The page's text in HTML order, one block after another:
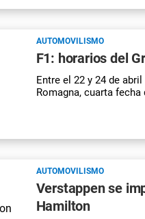
AUTOMOVILISMO
F1: horarios del
Entre el 22 y 24 de
Romagna, cuarta
AUTOMOVILISMO
Verstappen se
Hamilton